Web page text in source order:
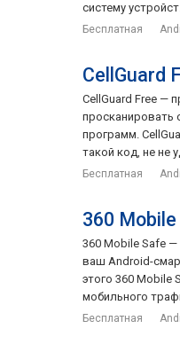
систему
Бесплатная
CellGuard
CellGuard Free —
просканировать
программ.
такой код, не не
Бесплатная
360
360 Mobile Safe
ваш Android-
этого 360 Mobile
мобильного
Бесплатная